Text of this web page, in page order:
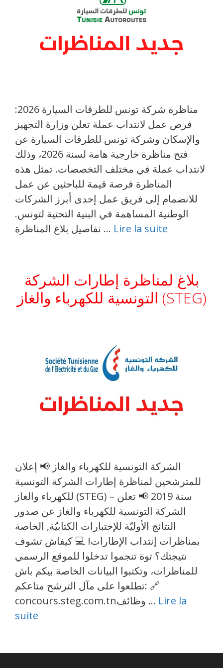
مناظرة شركة تونس للطرقات السيارة 2026:
فرص عمل لانتداب عملة تعلن وزارة التجهيز
والإسكان وشركة تونس للطرقات السيارة عن
فتح مناظرة خارجية هامة لسنة 2026، وذلك
لانتداب عملة في مختلف التخصصات. تمثل هذه
المناظرة فرصة قيمة للباحثين عن عمل
للانضمام إلى فريق عمل إحدى أبرز الشركات
الوطنية المساهمة في البنية التحتية لتونس.
تفاصيل بلاغ المناظرة … Lire la suite
بلاغ لمناظرة إطارات الشركة
التونسية للكهرباء والغاز (STEG)
الشركة التونسية للكهرباء والغاز 📢 إعلان
للمترشحين لمناظرة إطارات الشركة التونسية
للكهرباء والغاز (STEG) – سنة 2019 📢 تعلن
الشركة التونسية للكهرباء والغاز عن صدور
النتائج الأوليّة للإختبارات الكتابيّة, الخاصة
بمناظرات إنتداب الإطارات! 💻 كيفاش تشوف
نتيجتك؟ توة تنجموا تدخلوا للموقع الرسمي
للمناظرات، وتكتبوا البيانات الخاصة بيكم باش
تطلعوا على مآل الترشح متاعكم: 🔗
concours.steg.com.tnوظائف … Lire la
suite